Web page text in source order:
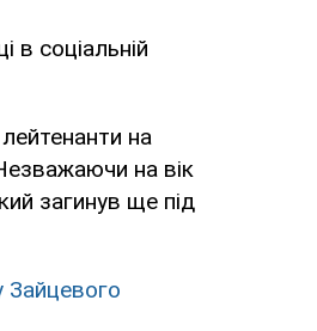
в соціальній
на
на вік
загинув ще під
Зайцевого